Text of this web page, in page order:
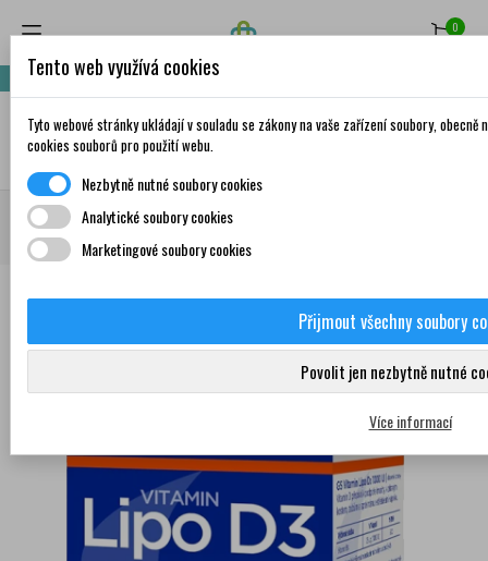
0
Nakupte za 999,- Kč a získáte dopravu zdarma!
✦
Domů Doplňky stravy a vitamíny
Vitamín D
GS Vitamin Lipo D3 1000 IU 60 kapslí
0
Tento web využívá cookies
Tyto webové stránky ukládají v souladu se zákony na vaše zařízení soubory,
cookies souborů pro použití webu.
Nezbytně nutné soubory cookies
Analytické soubory cookies
Marketingové soubory cookies
Přijmout všechny soubory
Povolit jen nezbytně nutné
Více informací